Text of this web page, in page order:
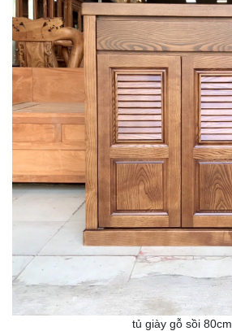
tủ giày gỗ sồi 80cm